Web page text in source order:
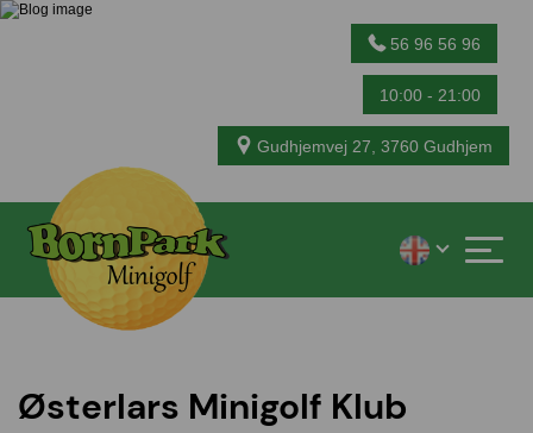
56 96 56 96
10:00 - 21:00
Gudhjemvej 27, 3760 Gudhjem
Østerlars Minigolf Klub